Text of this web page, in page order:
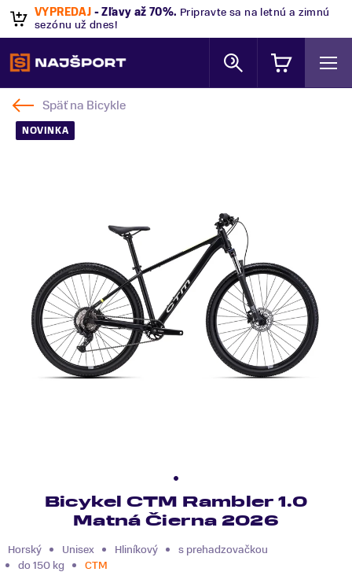
VÝPREDAJ - Zľavy až 70%. Pripravte sa na letnú a zimnú
sezónu už dnes!
Späť na Bicykle
NOVINKA
Bicykel CTM Rambler 1.0
Matná Čierna 2026
Horský Unisex Hliníkový
s prehadzovačkou
do 150 kg
CTM